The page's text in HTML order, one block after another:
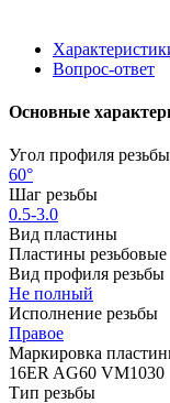
Вопрос-ответ
Основные
Угол профиля
60°
Шаг резьбы
0.5-3.0
Вид пластины
Пластины резьбовые
Вид профиля резьбы
Не полный
Исполнение резьбы
Правое
Маркировка
16ER AG60 VM1030
Тип резьбы